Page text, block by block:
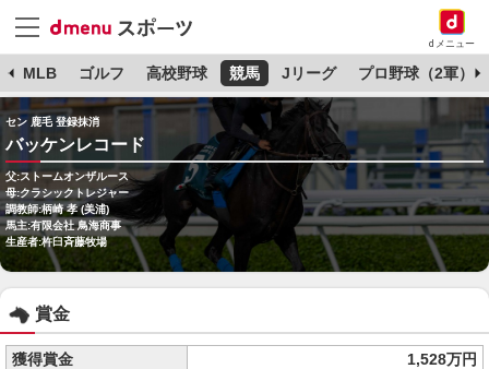
dメニュー
MLB ゴルフ 高校野球 競馬 Jリーグ プロ野球（2軍）
セン 鹿毛 登録抹消
バッケンレコード
父:ストームオンザルース
母:クラシックトレジャー
調教師:柄崎 孝 (美浦)
馬主:有限会社 鳥海商事
生産者:杵臼斉藤牧場
賞金
獲得賞金
1,528万円